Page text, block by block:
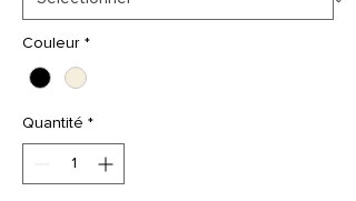
Couleur *
Quantité *